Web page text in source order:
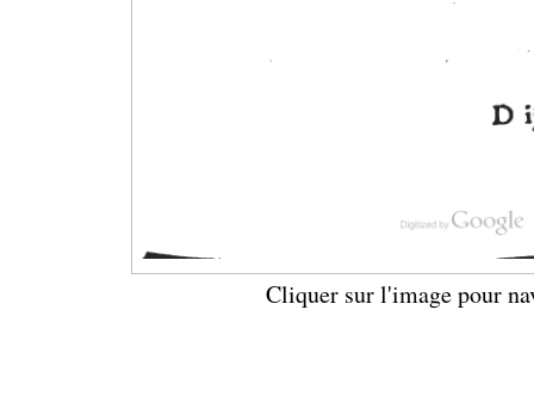
Cliquer sur l'image pour